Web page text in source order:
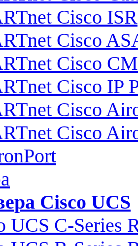
Cisco ISR
Cisco
Cisco
Cisco IP
Cisco
Cisco
Cisco UCS
UCS C-Series